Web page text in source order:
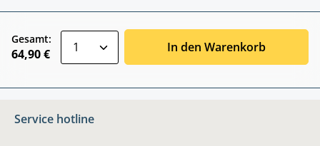
Gesamt:
64,90 € In den Warenkorb
Service hotline